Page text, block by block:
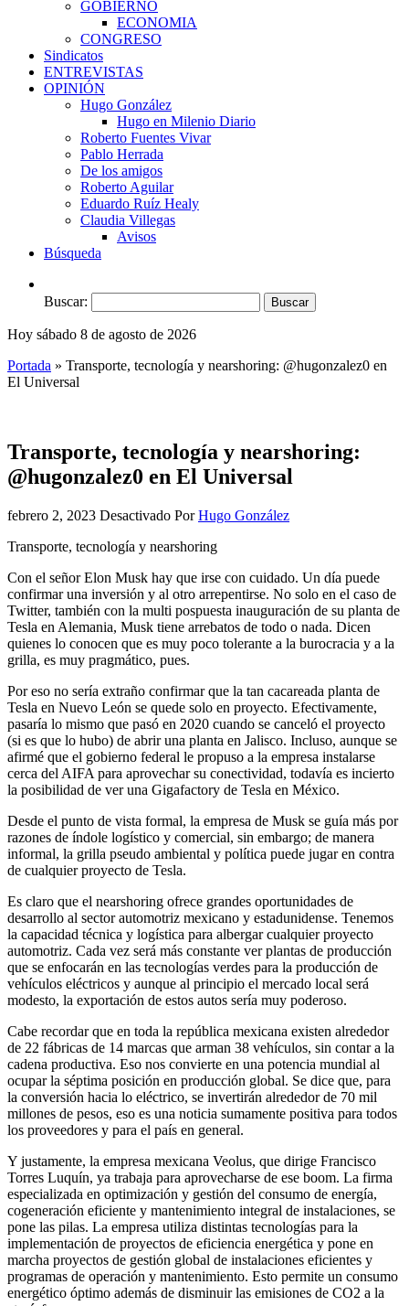
GOBIERNO
ECONOMIA
CONGRESO
Sindicatos
ENTREVISTAS
OPINIÓN
Hugo González
Hugo en Milenio Diario
Roberto Fuentes Vivar
Pablo Herrada
De los amigos
Roberto Aguilar
Eduardo Ruíz Healy
Claudia Villegas
Avisos
Búsqueda
Buscar:
Hoy sábado 8 de agosto de 2026
Portada » Transporte, tecnología y nearshoring: @hugonzalez0 en
El Universal
Transporte, tecnología y nearshoring:
@hugonzalez0 en El Universal
febrero 2, 2023 Desactivado Por Hugo González
Transporte, tecnología y nearshoring
Con el señor Elon Musk hay que irse con cuidado. Un día puede
confirmar una inversión y al otro arrepentirse. No solo en el caso de
Twitter, también con la multi pospuesta inauguración de su planta de
Tesla en Alemania, Musk tiene arrebatos de todo o nada. Dicen
quienes lo conocen que es muy poco tolerante a la burocracia y a la
grilla, es muy pragmático, pues.
Por eso no sería extraño confirmar que la tan cacareada planta de
Tesla en Nuevo León se quede solo en proyecto. Efectivamente,
pasaría lo mismo que pasó en 2020 cuando se canceló el proyecto
(si es que lo hubo) de abrir una planta en Jalisco. Incluso, aunque se
afirmé que el gobierno federal le propuso a la empresa instalarse
cerca del AIFA para aprovechar su conectividad, todavía es incierto
la posibilidad de ver una Gigafactory de Tesla en México.
Desde el punto de vista formal, la empresa de Musk se guía más por
razones de índole logístico y comercial, sin embargo; de manera
informal, la grilla pseudo ambiental y política puede jugar en contra
de cualquier proyecto de Tesla.
Es claro que el nearshoring ofrece grandes oportunidades de
desarrollo al sector automotriz mexicano y estadunidense. Tenemos
la capacidad técnica y logística para albergar cualquier proyecto
automotriz. Cada vez será más constante ver plantas de producción
que se enfocarán en las tecnologías verdes para la producción de
vehículos eléctricos y aunque al principio el mercado local será
modesto, la exportación de estos autos sería muy poderoso.
Cabe recordar que en toda la república mexicana existen alrededor
de 22 fábricas de 14 marcas que arman 38 vehículos, sin contar a la
cadena productiva. Eso nos convierte en una potencia mundial al
ocupar la séptima posición en producción global. Se dice que, para
la conversión hacia lo eléctrico, se invertirán alrededor de 70 mil
millones de pesos, eso es una noticia sumamente positiva para todos
los proveedores y para el país en general.
Y justamente, la empresa mexicana Veolus, que dirige Francisco
Torres Luquín, ya trabaja para aprovecharse de ese boom. La firma
especializada en optimización y gestión del consumo de energía,
cogeneración eficiente y mantenimiento integral de instalaciones, se
pone las pilas. La empresa utiliza distintas tecnologías para la
implementación de proyectos de eficiencia energética y pone en
marcha proyectos de gestión global de instalaciones eficientes y
programas de operación y mantenimiento. Esto permite un consumo
energético óptimo además de disminuir las emisiones de CO2 a la